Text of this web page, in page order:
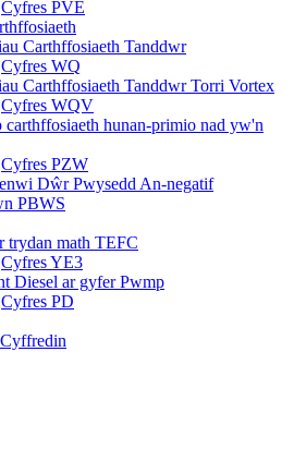
Cyfres PVE
Carthffosiaeth Tanddwr
Cyfres WQ
Carthffosiaeth Tanddwr Torri Vortex
Cyfres WQV
carthffosiaeth hunan-primio nad yw'n
Cyfres PZW
Dŵr Pwysedd An-negatif
PBWS
trydan math TEFC
Cyfres YE3
Diesel ar gyfer Pwmp
Cyfres PD